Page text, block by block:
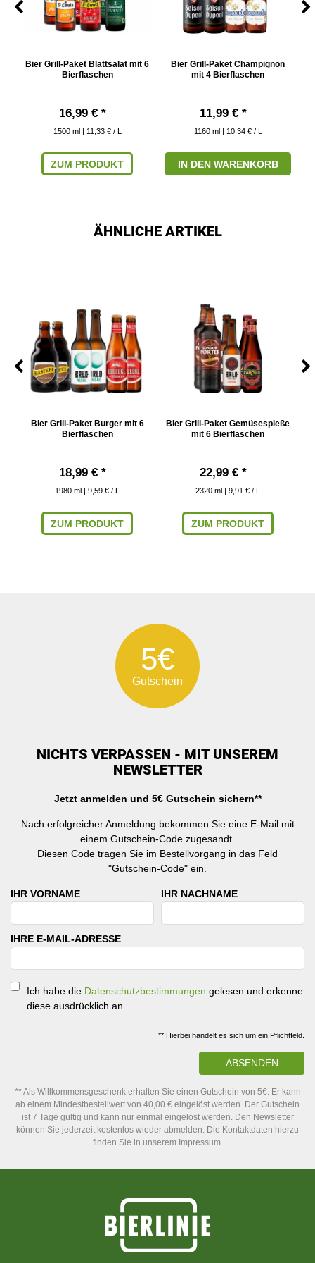
Bier Grill-Paket Blattsalat mit 6
Bierflaschen
16,99 € *
1500 ml | 11,33 € / L
ZUM PRODUKT
Bier Grill-Paket Champignon
mit 4 Bierflaschen
11,99 € *
1160 ml | 10,34 € / L
IN DEN WARENKORB
ÄHNLICHE ARTIKEL
Bier Grill-Paket Burger mit 6
Bierflaschen
18,99 € *
1980 ml | 9,59 € / L
ZUM PRODUKT
Bier Grill-Paket Gemüsespieße
mit 6 Bierflaschen
22,99 € *
2320 ml | 9,91 € / L
ZUM PRODUKT
5€
Gutschein
NICHTS VERPASSEN - MIT UNSEREM
NEWSLETTER
Jetzt anmelden und 5€ Gutschein sichern**
Nach erfolgreicher Anmeldung bekommen Sie eine E-Mail mit
einem Gutschein-Code zugesandt.
Diesen Code tragen Sie im Bestellvorgang in das Feld
"Gutschein-Code" ein.
IHR VORNAME IHR NACHNAME
IHRE E-MAIL-ADRESSE
Ich habe die Datenschutzbestimmungen gelesen und erkenne
diese ausdrücklich an.
** Hierbei handelt es sich um ein Pflichtfeld.
ABSENDEN
** Als Willkommensgeschenk erhalten Sie einen Gutschein von 5€. Er kann
ab einem Mindestbestellwert von 40,00 € eingelöst werden. Der Gutschein
ist 7 Tage gültig und kann nur einmal eingelöst werden. Den Newsletter
können Sie jederzeit kostenlos wieder abmelden. Die Kontaktdaten hierzu
finden Sie in unserem Impressum.